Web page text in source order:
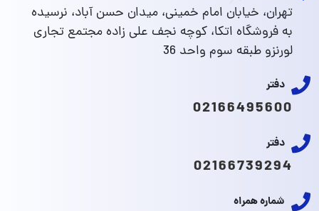
تهران، خیابان امام خمینی، میدان حسن آباد، نرسیده
به فروشگاه اتکا، کوچه نجف علی زاده مجتمع تجاری
لورنزو طبقه سوم واحد 36
دفتر
02166495600
دفتر
02166739294
شماره همراه